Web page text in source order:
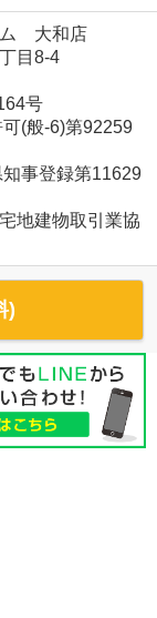
ム 大和店
目8-4
号
(般-6)第92259
事登録第11629
地建物取引業協
)